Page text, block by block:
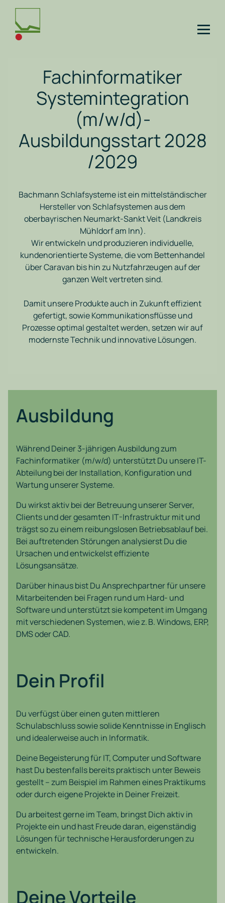
Fachinformatiker
Systemintegration
(m/w/d)-
Ausbildungsstart 2028
/2029
Bachmann Schlafsysteme ist ein mittelständischer
Hersteller von Schlafsystemen aus dem
oberbayrischen Neumarkt-Sankt Veit (Landkreis
Mühldorf am Inn).
Wir entwickeln und produzieren individuelle,
kundenorientierte Systeme, die vom Bettenhandel
über Caravan bis hin zu Nutzfahrzeugen auf der
ganzen Welt vertreten sind.
Damit unsere Produkte auch in Zukunft effizient
gefertigt, sowie Kommunikationsflüsse und
Prozesse optimal gestaltet werden, setzen wir auf
modernste Technik und innovative Lösungen.
Ausbildung
Während Deiner 3-jährigen Ausbildung zum
Fachinformatiker (m/w/d) unterstützt Du unsere IT-
Abteilung bei der Installation, Konfiguration und
Wartung unserer Systeme.
Du wirkst aktiv bei der Betreuung unserer Server,
Clients und der gesamten IT-Infrastruktur mit und
trägst so zu einem reibungslosen Betriebsablauf bei.
Bei auftretenden Störungen analysierst Du die
Ursachen und entwickelst effiziente
Lösungsansätze.
Darüber hinaus bist Du Ansprechpartner für unsere
Mitarbeitenden bei Fragen rund um Hard- und
Software und unterstützt sie kompetent im Umgang
mit verschiedenen Systemen, wie z. B. Windows, ERP,
DMS oder CAD.
Dein Profil
Du verfügst über einen guten mittleren
Schulabschluss sowie solide Kenntnisse in Englisch
und idealerweise auch in Informatik.
Deine Begeisterung für IT, Computer und Software
hast Du bestenfalls bereits praktisch unter Beweis
gestellt – zum Beispiel im Rahmen eines Praktikums
oder durch eigene Projekte in Deiner Freizeit.
Du arbeitest gerne im Team, bringst Dich aktiv in
Projekte ein und hast Freude daran, eigenständig
Lösungen für technische Herausforderungen zu
entwickeln.
Deine Vorteile